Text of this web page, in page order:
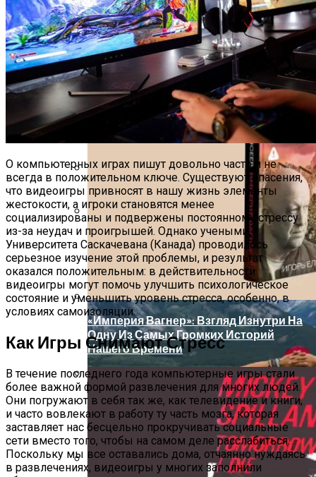
Schneider Electric Локализовала
Производство Контроллеров Modicon
M172 В Городе Коммунар
«Световые Границы Опасной Зоны
Работы Крана» От Konecranes
Обзор Противовирусного Препарата
Кагоцел
Дербент: Путеводитель По Главным
Достопримечательностям Древнего
Города
“Дело Магазинной Воровки” Эрла
Гарднера. И Адвокаты Бывают
Детективами
«Империя Вагнер»: Взгляд Изнутри На
Одну Из Самых Громких Историй
Нашего Времени
О компьютерных играх пишут довольно часто и не
всегда в положительном ключе. Существуют опасения,
что видеоигры привносят в нашу жизнь элементы
жестокости, а игроки становятся менее
социализированы и подвержены постоянному стрессу
из-за неудач и проигрышей. Однако учеными
Университета Саскачевана (Канада) проводилось
серьезное изучение этой проблемы, и результат
оказался положительным: в действительности
видеоигры могут помочь улучшить психологическое
состояние и уменьшить уровень стресса, особенно, в
условиях самоизоляции.
Как Игры Снимают Стресс
В течение последнего года компьютерные игры стали
более важной формой развлечения для многих людей.
Они погружают в себя так же, как телевидение и книги,
и часто вовлекают в работу ту часть мозга, которая
заставляет нас бесцельно прокручивать социальные
сети вместо того, чтобы на самом деле расслабиться.
Поскольку мы все оставались дома, отчаянно нуждаясь
в развлечениях, видеоигры у многих заполнили